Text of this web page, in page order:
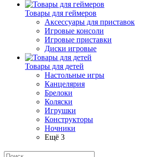
Товары для геймеров
Аксессуары для приставок
Игровые консоли
Игровые приставки
Диски игровые
Товары для детей
Настольные игры
Канцелярия
Брелоки
Коляски
Игрушки
Конструкторы
Ночники
Ещё 3